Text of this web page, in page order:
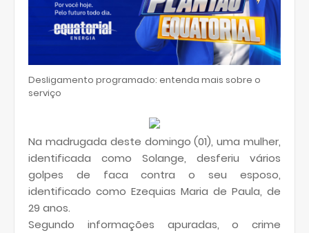
Desligamento programado: entenda mais sobre o
serviço
Na madrugada deste domingo (01), uma mulher,
identificada como Solange, desferiu vários
golpes de faca contra o seu esposo,
identificado como Ezequias Maria de Paula, de
29 anos.
Segundo informações apuradas, o crime